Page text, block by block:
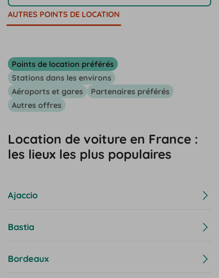
AUTRES POINTS DE LOCATION
Points de location préférés
Stations dans les environs
Aéroports et gares
Partenaires préférés
Autres offres
Location de voiture en France :
les lieux les plus populaires
Ajaccio
Bastia
Bordeaux